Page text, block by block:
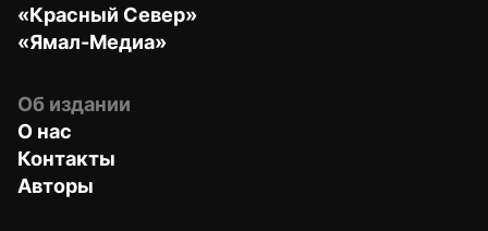
«Красный Север»
«Ямал-Медиа»
Об издании
О нас
Контакты
Авторы